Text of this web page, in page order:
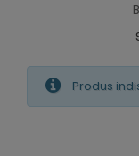
Produs